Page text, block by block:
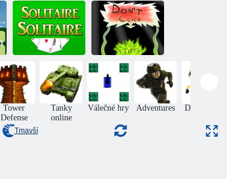
Královská bitva
přenosná
Kreslení
hlavolamů:
Skica
Solitér solitér Netlačte
Tower
Defense
Tanky
online
Válečné hry Adventures Dovednost
Tmavší